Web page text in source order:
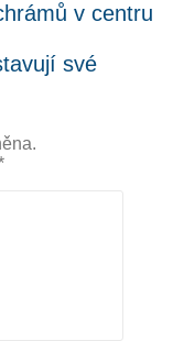
v centru
své